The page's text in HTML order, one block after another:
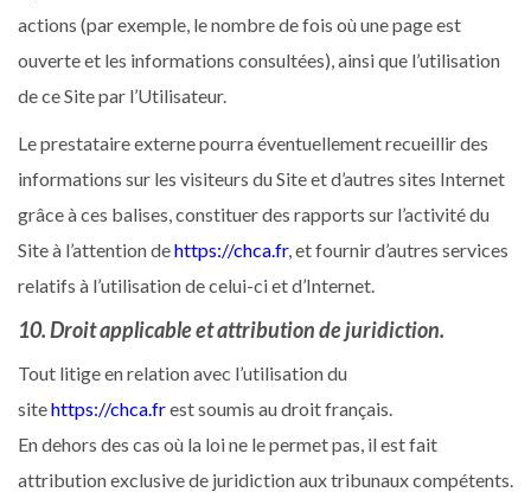
actions (par exemple, le nombre de fois où une page est
ouverte et les informations consultées), ainsi que l’utilisation
de ce Site par l’Utilisateur.
Le prestataire externe pourra éventuellement recueillir des
informations sur les visiteurs du Site et d’autres sites Internet
grâce à ces balises, constituer des rapports sur l’activité du
Site à l’attention dehttps://chca.fr, et fournir d’autres services
relatifs à l’utilisation de celui-ci et d’Internet.
10. Droit applicable et attribution de juridiction.
Tout litige en relation avec l’utilisation du
sitehttps://chca.frest soumis au droit français.
En dehors des cas où la loi ne le permet pas, il est fait
attribution exclusive de juridiction aux tribunaux compétents.